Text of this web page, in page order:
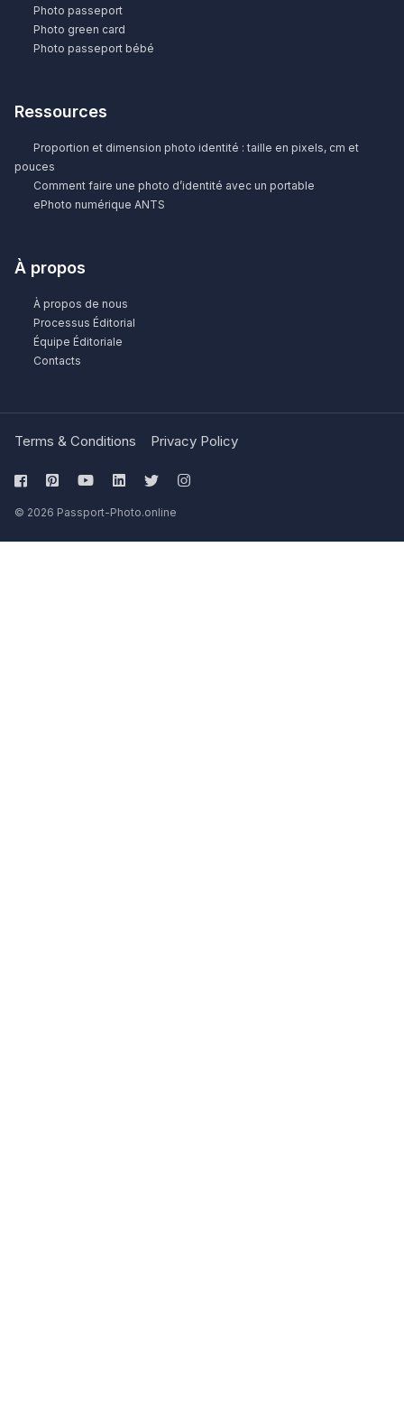
Photo passeport
Photo green card
Photo passeport bébé
Ressources
Proportion et dimension photo identité : taille en pixels, cm et
pouces
Comment faire une photo d’identité avec un portable
ePhoto numérique ANTS
À propos
À propos de nous
Processus Éditorial
Équipe Éditoriale
Contacts
Terms & Conditions Privacy Policy
© 2026 Passport-Photo.online